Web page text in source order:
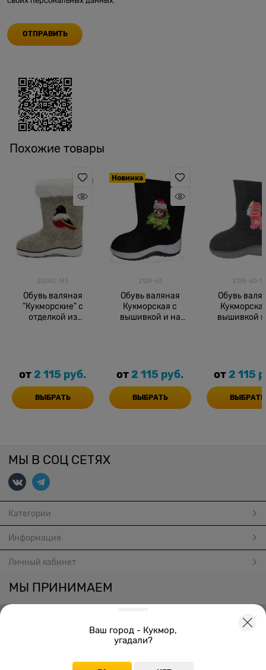
Похожие товары
202АО-143
Обувь валяная
"Кукморские" с
отделкой из
от2 115 руб.
ВЫБРАТЬ
Новинка
212В-63
Обувь валяная
Кукморская с
вышивкой и на
от2 115 руб.
ВЫБРАТЬ
212В-60-1
Обувь
вышивкой
от2 115
ВЫБРАТЬ
МЫ В СОЦ СЕТЯХ
Категории
Информация
Личный кабинет
МЫ ПРИНИМАЕМ
© 2026
Ваш город - Кукмор,
угадали?